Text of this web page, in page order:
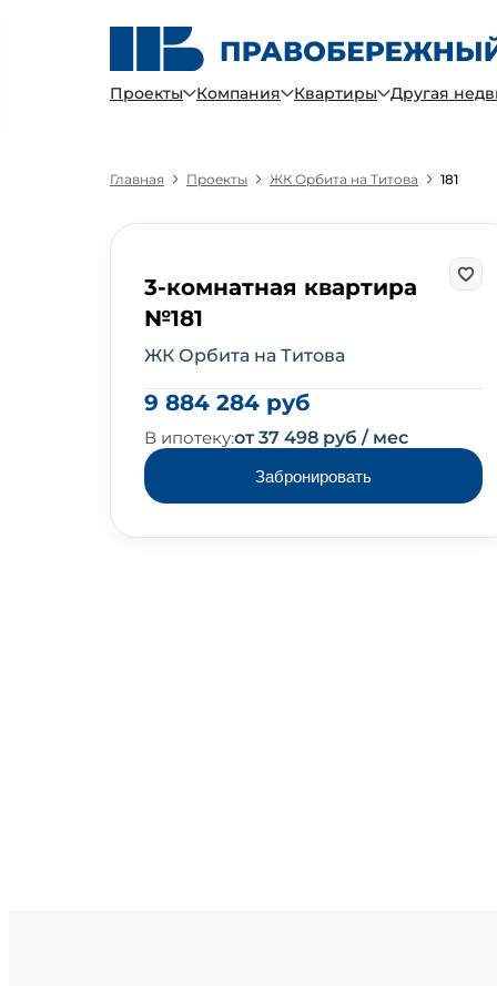
Проекты Компания Квартиры Другая
Главная Проекты ЖК Орбита на Титова 181
3-комнатная квартира
№181
ЖК Орбита на Титова
9 884 284 руб
В ипотеку:от 37 498 руб / мес
Забронировать